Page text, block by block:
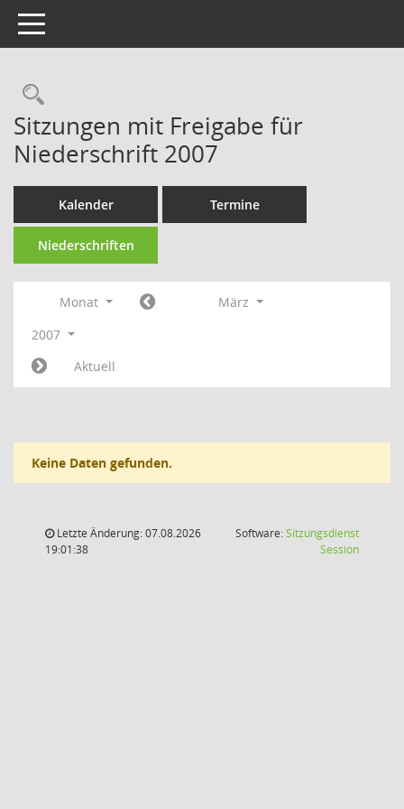
Toggle navigation
Rechercheauswahl
Sitzungen mit Freigabe für
Niederschrift 2007
Kalender Termine
Niederschriften
Monat
März
2007
Aktuell
Keine Daten gefunden.
Letzte Änderung: 07.08.2026
19:01:38
Software:Sitzungsdienst
Session(Wird in